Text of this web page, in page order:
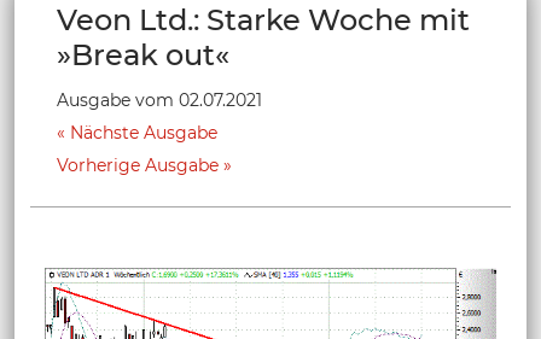
Veon Ltd.: Starke Woche mit
»Break out«
Ausgabe vom 02.07.2021
Nächste Ausgabe
Vorherige Ausgabe